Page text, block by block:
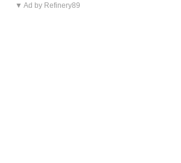
▼ Ad by Refinery89